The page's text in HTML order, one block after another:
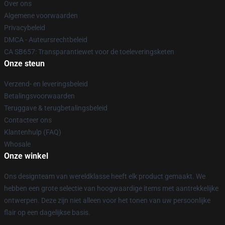
Over ons
Algemene voorwaarden
Privacybeleid
DMCA - Auteursrechtbeleid
CA SB657: Transparantiewet voor de toeleveringsketen
Onze steun
Verzend- en leveringsbeleid
Betalingsvoorwaarden
Teruggave & terugbetalingsbeleid
Contacteer ons
Klantenhulp (FAQ)
Whosale
Onze winkel
Ons designteam van wereldklasse heeft elk product gemaakt. We
hebben een grote selectie van hoogwaardige items met aantrekkelijke
ontwerpen. Deze zijn niet alleen voor het tonen van uw persoonlijke
flair op een dagelijkse basis.